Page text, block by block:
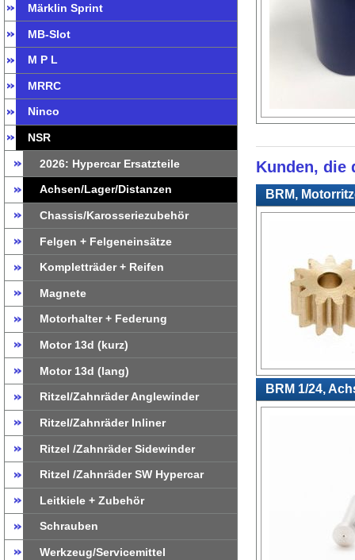
Märklin Sprint
MB-Slot
M P L
MRRC
Ninco
NSR
2026: Hypercar Ersatzteile
Achsen/Lager/Distanzen
Chassis/Karosseriezubehör
Felgen + Felgeneinsätze
Kompletträder + Reifen
Magnete
Motorhalter + Federung
Motor 13d (kurz)
Motor 13d (lang)
Ritzel/Zahnräder Anglewinder
Ritzel/Zahnräder Inliner
Ritzel /Zahnräder Sidewinder
Ritzel /Zahnräder SW Hypercar
Leitkiele + Zubehör
Schrauben
Werkzeug/Servicemittel
Kunden, die
BRM,
BRM 1/24,